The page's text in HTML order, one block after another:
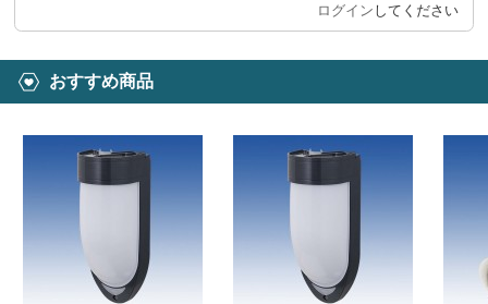
ログイン してください
おすすめ商品